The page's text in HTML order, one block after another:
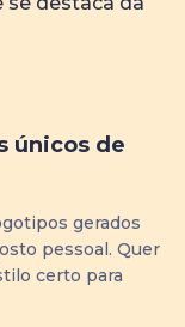
únicos de
gerados
pessoal. Quer
certo para